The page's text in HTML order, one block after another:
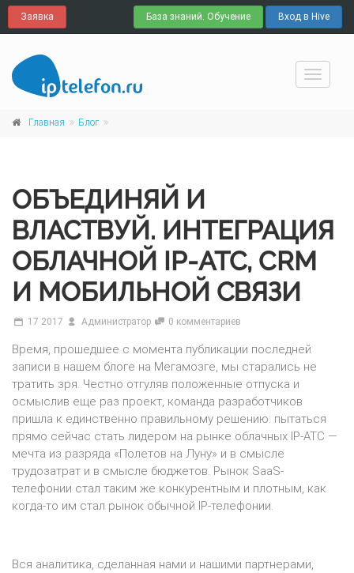
Заявка База знаний. Обучение Вход в Hive
Главная Блог
ОБЪЕДИНЯЙ И
ВЛАСТВУЙ. ИНТЕГРАЦИЯ
ОБЛАЧНОЙ IP-АТС, CRM
И МОБИЛЬНОЙ СВЯЗИ
17 2017 Администратор 0 комментариев
Время, прошедшее с момента публикации последней
записи в нашем блоге на Мегамозге, мы старались не
тратить зря. Честно отгуляв положенные отпуска и
осмыслив еще раз проект, команда разработчиков
пришла к единственно правильному решению: пытаться
прямо сейчас стать лидером на рынке облачных IP-АТС —
мечта из разряда «Полетов на Луну» и в смысле
трудозатрат и в смысле бюджетов. Рынок SaaS-
телефонии стал таким же конкурентным и плотным, как
когда-то им стал рынок обычной IP-телефонии.
Вся аналитика, сделанная нами и нашими партнерами,